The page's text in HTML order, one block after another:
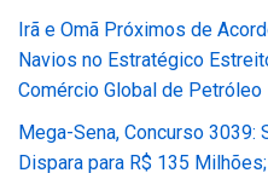
Irã e Omã Próximos de
Navios no Estratégico
Comércio Global de Petróleo
Mega-Sena, Concurso 3039:
Dispara para R$ 135